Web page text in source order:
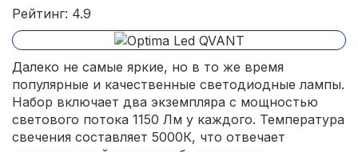
Рейтинг: 4.9
Далеко не самые яркие, но в то же время
популярные и качественные светодиодные лампы.
Набор включает два экземпляра с мощностью
светового потока 1150 Лм у каждого. Температура
свечения составляет 5000К, что отвечает